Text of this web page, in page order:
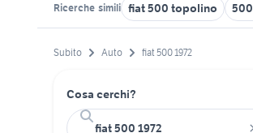
Ricerche simili fiat 500 topolino
Subito Auto fiat 500 1972
Cosa cerchi?